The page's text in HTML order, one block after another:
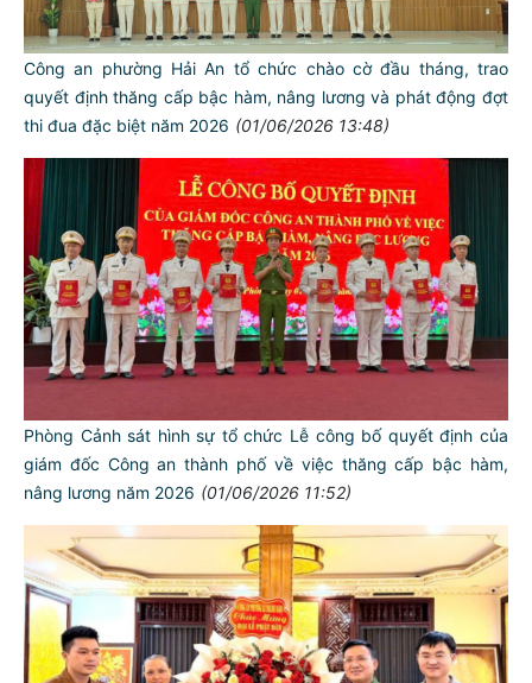
Công an phường Hải An tổ chức chào cờ đầu tháng, trao
quyết định thăng cấp bậc hàm, nâng lương và phát động đợt
thi đua đặc biệt năm 2026 (01/06/2026 13:48)
Phòng Cảnh sát hình sự tổ chức Lễ công bố quyết định của
giám đốc Công an thành phố về việc thăng cấp bậc hàm,
nâng lương năm 2026 (01/06/2026 11:52)